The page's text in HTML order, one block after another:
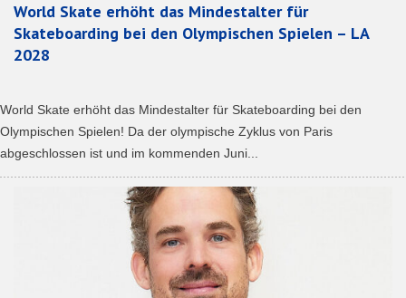
World Skate erhöht das Mindestalter für
Skateboarding bei den Olympischen Spielen – LA
2028
World Skate erhöht das Mindestalter für Skateboarding bei den
Olympischen Spielen! Da der olympische Zyklus von Paris
abgeschlossen ist und im kommenden Juni...